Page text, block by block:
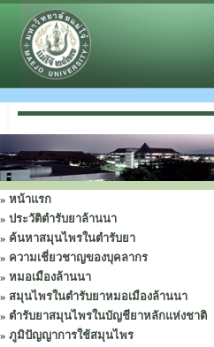
» หน้าแรก
» ประวัติตำรับยาล้านนา
» ค้นหาสมุนไพรในตำรับยา
» ความเชี่ยวชาญของบุคลากร
» หมอเมืองล้านนา
» สมุนไพรในตำรับยาหมอเมืองล้านนา
» ตำรับยาสมุนไพรในบัญชียาหลักแห่งชาติ
» ภูมิปัญญาการใช้สมุนไพร